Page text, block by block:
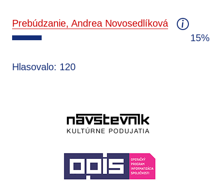
Prebúdzanie, Andrea Novosedlíková
15%
Hlasovalo: 120